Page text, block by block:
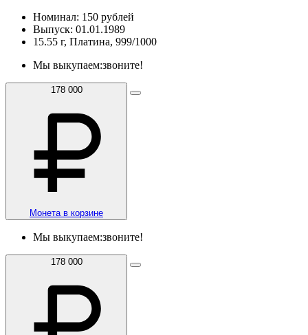
Номинал: 150 рублей
Выпуск: 01.01.1989
15.55 г, Платина, 999/1000
Мы выкупаем:звоните!
178 000
Монета в корзине
Мы выкупаем:звоните!
178 000